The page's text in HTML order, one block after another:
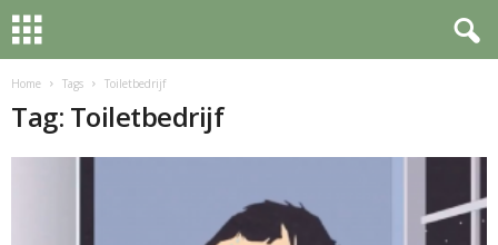
Home Tags Toiletbedrijf
Tag: Toiletbedrijf